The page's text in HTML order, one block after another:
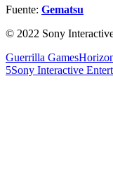
Fuente: Gematsu
© 2022 Sony
Guerrilla Games
5Sony Interactive